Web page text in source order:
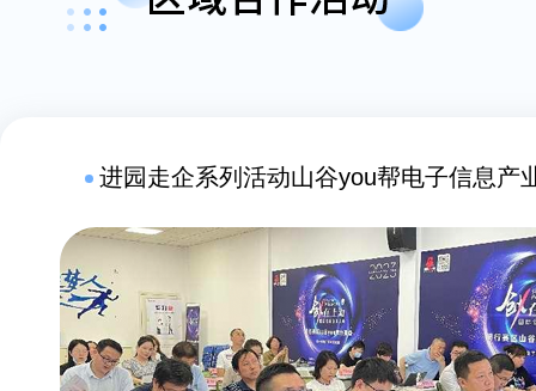
进园走企系列活动山谷you帮电子信息产